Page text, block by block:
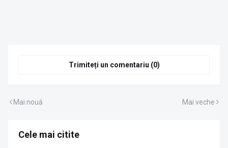
Trimiteți un comentariu (0)
Mai nouă Mai veche
Cele mai citite